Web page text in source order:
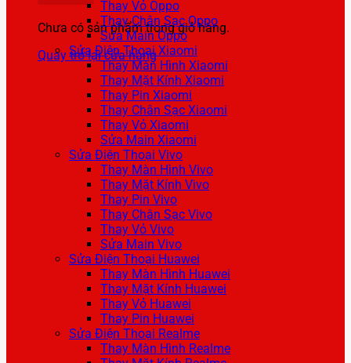
Chưa có sản phẩm trong giỏ hàng.
Quay trở lại cửa hàng
Thay Vỏ Oppo
Thay Chân Sạc Oppo
Sửa Main Oppo
Sửa Điện Thoại Xiaomi
Thay Màn Hình Xiaomi
Thay Mặt Kính Xiaomi
Thay Pin Xiaomi
Thay Chân Sạc Xiaomi
Thay Vỏ Xiaomi
Sửa Main Xiaomi
Sửa Điện Thoại Vivo
Thay Màn Hình Vivo
Thay Mặt Kính Vivo
Thay Pin Vivo
Thay Chân Sạc Vivo
Thay Vỏ Vivo
Sửa Main Vivo
Sửa Điện Thoại Huawei
Thay Màn Hình Huawei
Thay Mặt Kính Huawei
Thay Vỏ Huawei
Thay Pin Huawei
Sửa Điện Thoại Realme
Thay Màn Hình Realme